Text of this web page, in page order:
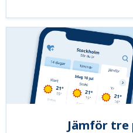
Jämför tre